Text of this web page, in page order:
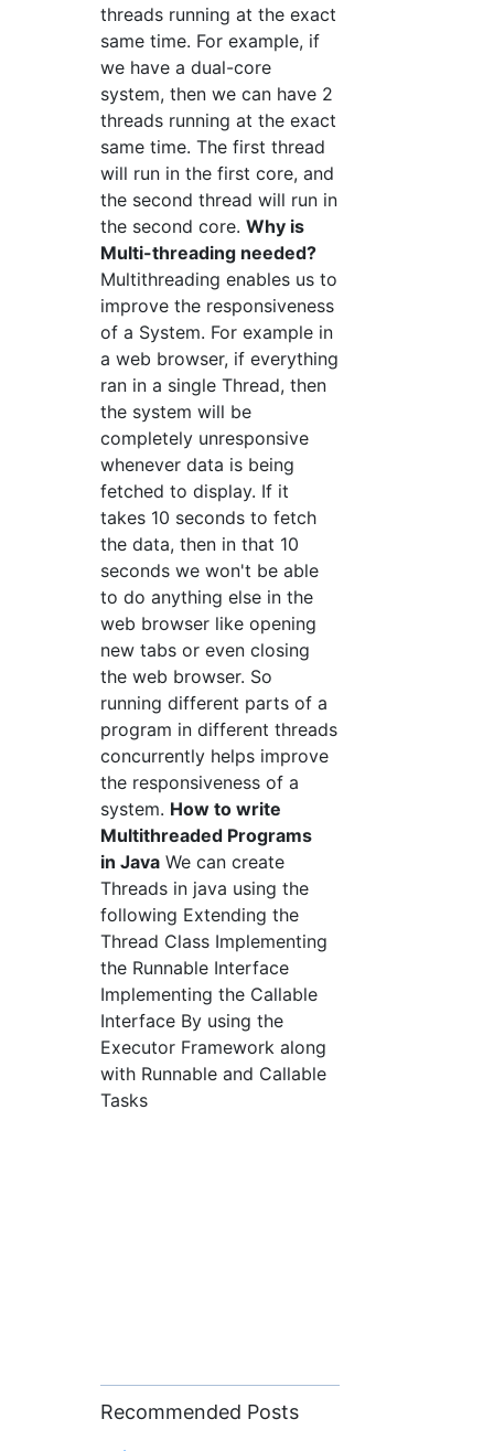
threads running at the exact
same time. For example, if
we have a dual-core
system, then we can have 2
threads running at the exact
same time. The first thread
will run in the first core, and
the second thread will run in
the second core.Why is
Multi-threading needed?
Multithreading enables us to
improve the responsiveness
of a System. For example in
a web browser, if everything
ran in a single Thread, then
the system will be
completely unresponsive
whenever data is being
fetched to display. If it
takes 10 seconds to fetch
the data, then in that 10
seconds we won't be able
to do anything else in the
web browser like opening
new tabs or even closing
the web browser. So
running different parts of a
program in different threads
concurrently helps improve
the responsiveness of a
system. How to write
Multithreaded Programs
in Java We can create
Threads in java using the
following Extending the
Thread Class Implementing
the Runnable Interface
Implementing the Callable
Interface By using the
Executor Framework along
with Runnable and Callable
Tasks
Recommended Posts